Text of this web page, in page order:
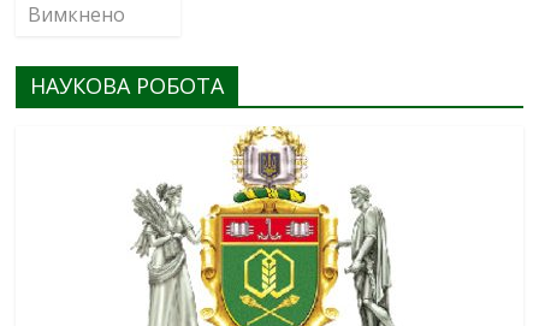
Вимкнено
НАУКОВА РОБОТА